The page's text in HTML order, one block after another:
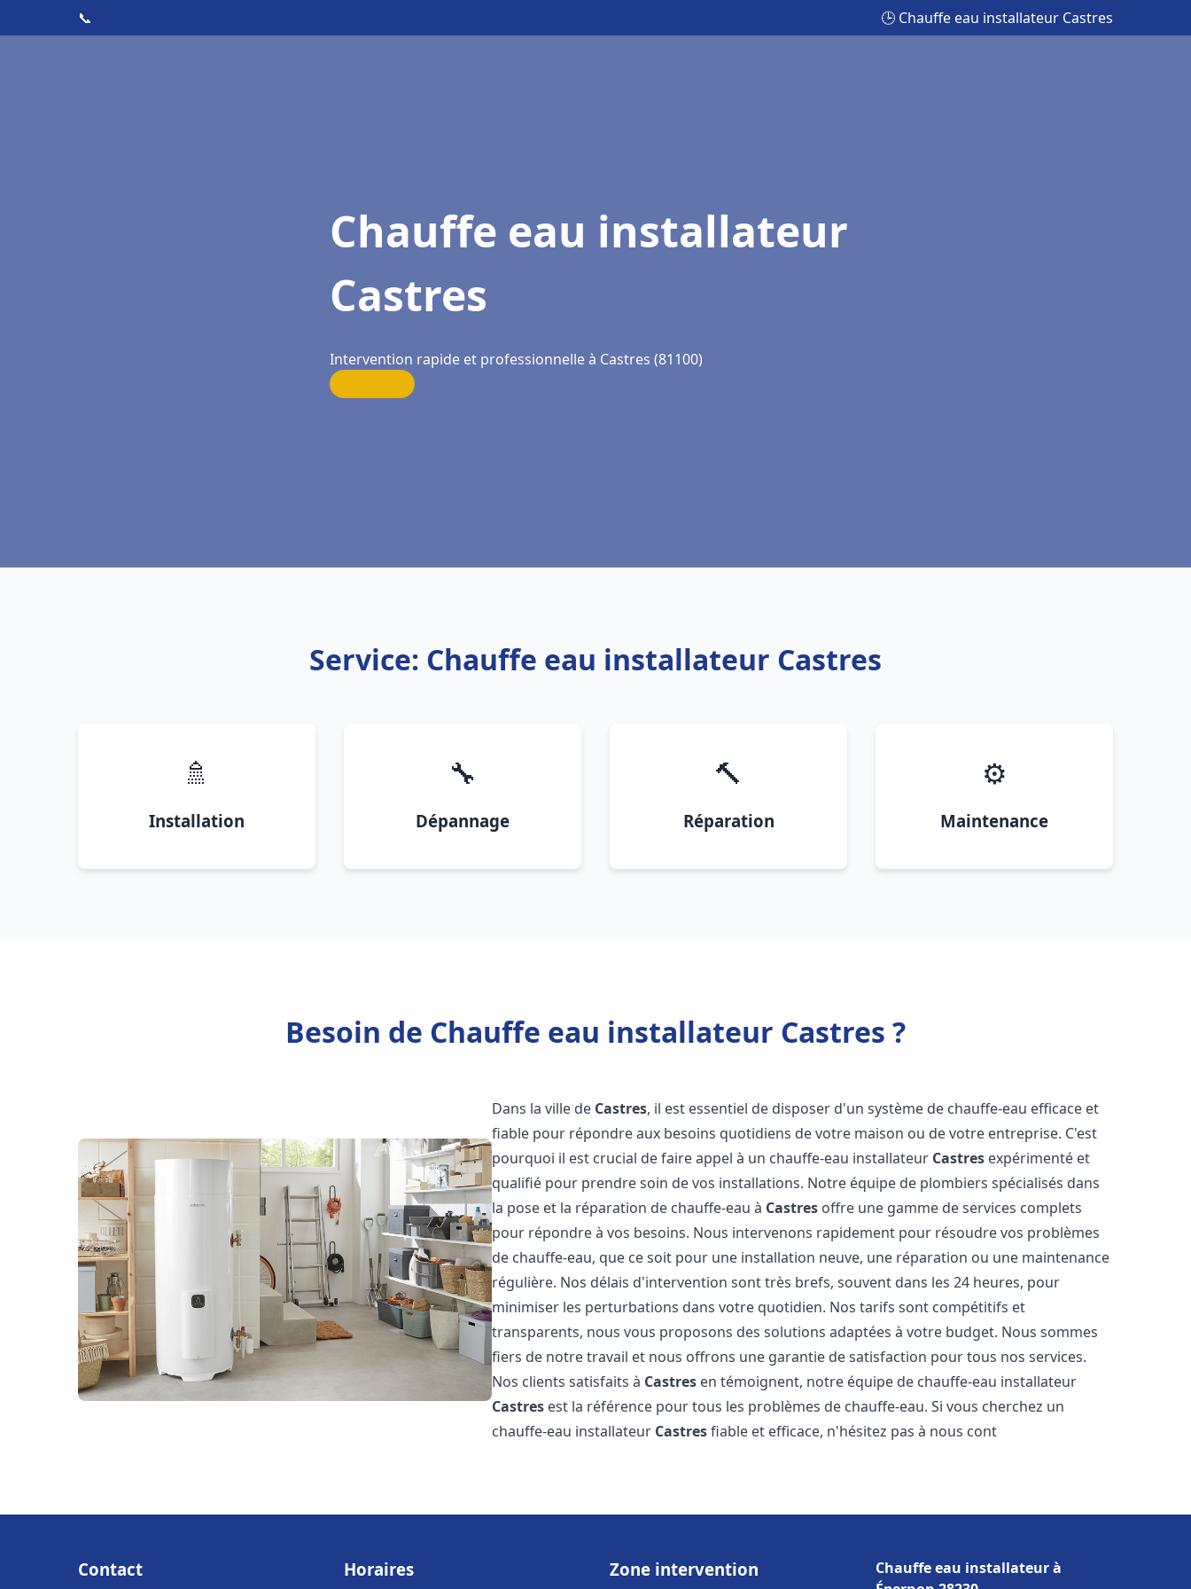
📞 🕒 Chauffe eau installateur Castres
Chauffe eau installateur
Castres
Intervention rapide et professionnelle à Castres (81100)
Service: Chauffe eau installateur Castres
🚿
Installation
🔧
Dépannage
🔨
Réparation
⚙️
Maintenance
Besoin de Chauffe eau installateur Castres ?
Dans la ville de Castres, il est essentiel de disposer d'un système de chauffe-eau efficace et
fiable pour répondre aux besoins quotidiens de votre maison ou de votre entreprise. C'est
pourquoi il est crucial de faire appel à un chauffe-eau installateur Castres expérimenté et
qualifié pour prendre soin de vos installations. Notre équipe de plombiers spécialisés dans
la pose et la réparation de chauffe-eau à Castres offre une gamme de services complets
pour répondre à vos besoins. Nous intervenons rapidement pour résoudre vos problèmes
de chauffe-eau, que ce soit pour une installation neuve, une réparation ou une maintenance
régulière. Nos délais d'intervention sont très brefs, souvent dans les 24 heures, pour
minimiser les perturbations dans votre quotidien. Nos tarifs sont compétitifs et
transparents, nous vous proposons des solutions adaptées à votre budget. Nous sommes
fiers de notre travail et nous offrons une garantie de satisfaction pour tous nos services.
Nos clients satisfaits à Castres en témoignent, notre équipe de chauffe-eau installateur
Castres est la référence pour tous les problèmes de chauffe-eau. Si vous cherchez un
chauffe-eau installateur Castresfiable et efficace, n'hésitez pas à nous cont
Contact Horaires Zone intervention
Chauffe eau installateur à